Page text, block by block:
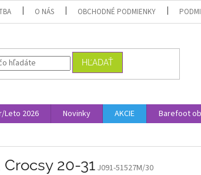
O NÁS OBCHODNÉ PODMIENKY
HĽADAŤ
Leto 2026 Novinky AKCIE Barefoot
20-31 J091-51527M/30